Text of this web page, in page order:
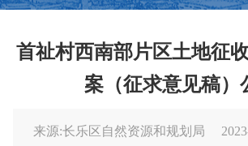
首祉村西南部片区土地征
案（征求意见稿）
来源:长乐区自然资源和规划局